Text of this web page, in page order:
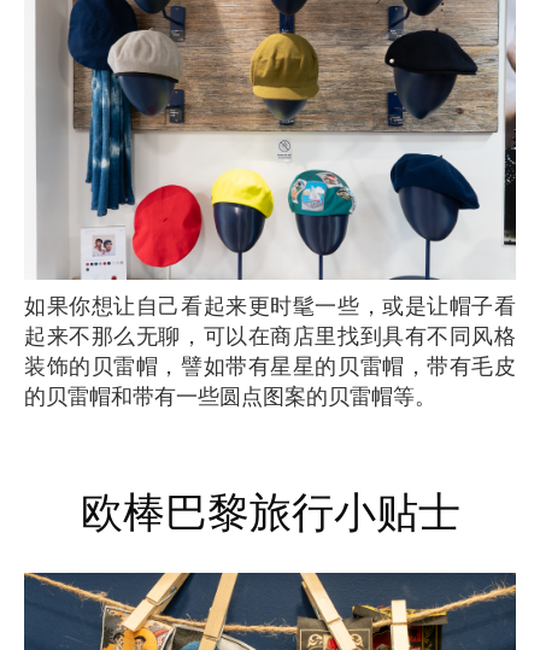
如果你想让自己看起来更时髦一些，或是让帽子看
起来不那么无聊，可以在商店里找到具有不同风格
装饰的贝雷帽，譬如带有星星的贝雷帽，带有毛皮
的贝雷帽和带有一些圆点图案的贝雷帽等。
欧棒巴黎旅行小贴士